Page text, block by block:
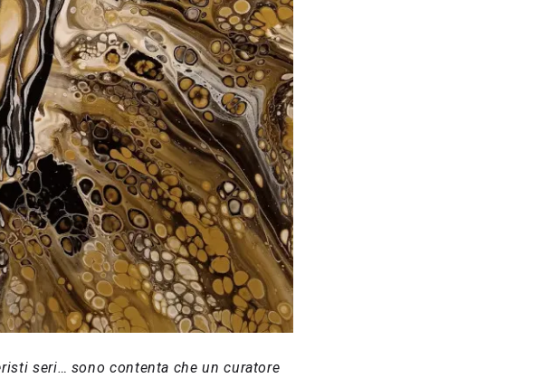
seri… sono contenta che un curatore